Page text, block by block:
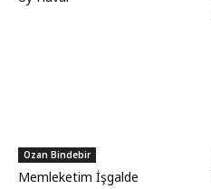
Ozan Bindebir
Memleketim İşgalde